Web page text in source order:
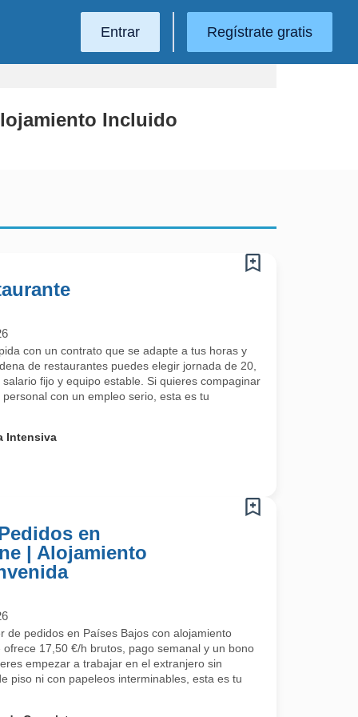
Entrar Regístrate gratis
Incluido
con un contrato que se adapte a tus horas y
de restaurantes puedes elegir jornada de 20,
fijo y equipo estable. Si quieres compaginar
con un empleo serio, esta es tu
Intensiva
en
| Alojamiento
de pedidos en Países Bajos con alojamiento
ofrece 17,50 €/h brutos, pago semanal y un bono
empezar a trabajar en el extranjero sin
piso ni con papeleos interminables, esta es tu